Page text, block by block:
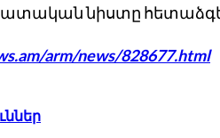
նիստը հետաձգել
arm/news/828677.html